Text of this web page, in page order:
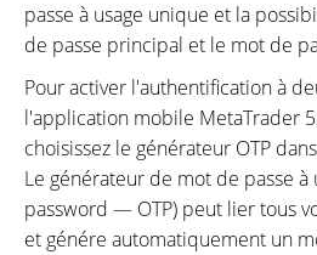
passe à usage unique et la
de passe principal et le mot de
Pour activer l'authentification à
l'application mobile MetaTrader
choisissez le générateur OTP
Le générateur de mot de passe
password — OTP) peut lier tous
et génére automatiquement un